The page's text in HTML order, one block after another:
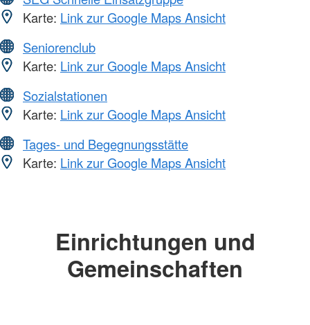
Karte: Link zur Google Maps Ansicht
Seniorenclub
Karte: Link zur Google Maps Ansicht
Sozialstationen
Karte: Link zur Google Maps Ansicht
Tages- und Begegnungsstätte
Karte: Link zur Google Maps Ansicht
Einrichtungen und
Gemeinschaften